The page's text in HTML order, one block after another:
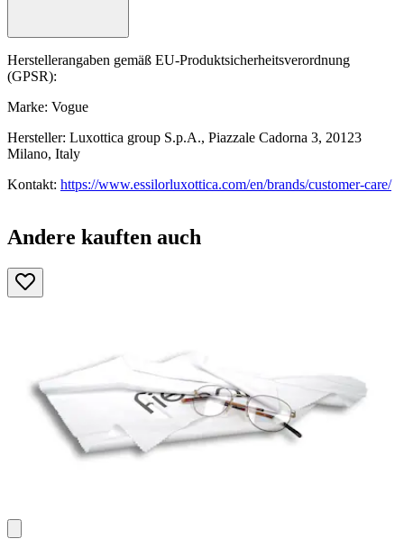
Herstellerangaben gemäß EU-Produktsicherheitsverordnung
(GPSR):
Marke: Vogue
Hersteller: Luxottica group S.p.A., Piazzale Cadorna 3, 20123
Milano, Italy
Kontakt: https://www.essilorluxottica.com/en/brands/customer-care/
Andere kauften auch